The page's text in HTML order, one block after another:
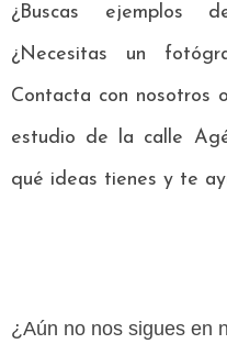
¿Buscas ejemplos
¿Necesitas un
Contacta con nosotros
estudio de la calle
qué ideas tienes y te
¿Aún no nos sigues en